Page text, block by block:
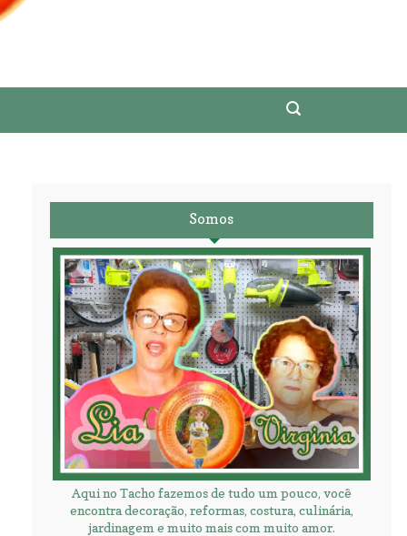
Somos
Aqui no Tacho fazemos de tudo um pouco, você
encontra decoração, reformas, costura, culinária,
jardinagem e muito mais com muito amor.